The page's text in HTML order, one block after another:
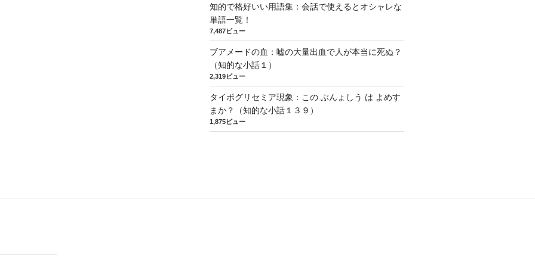
知的で格好いい用語集：会話で使えるとオシャレな
単語一覧！
7,487ビュー
ブアメードの血：嘘の大量出血で人が本当に死ぬ？
（知的な小話１）
2,319ビュー
タイポグリセミア現象：この ぶんょしう は よめす
まか？（知的な小話１３９）
1,875ビュー